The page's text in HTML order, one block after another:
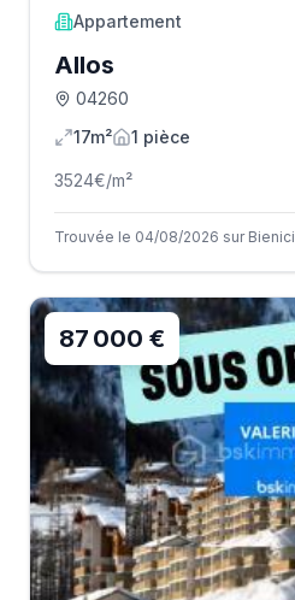
Appartement
Allos
04260
17m²
1 pièce
3524€/m²
Trouvée le 04/08/2026 sur Bienici
87 000 €